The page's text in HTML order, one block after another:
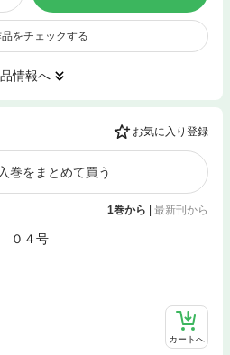
をチェックする
情報へ
お気に入り登録
巻をまとめて買う
1巻から 最新刊から
０４号
カートへ